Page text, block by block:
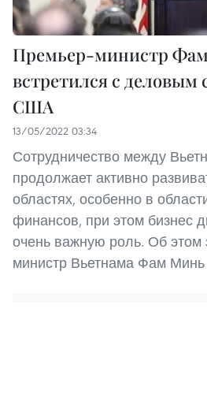
Премьер-министр
встретился с деловым
США
13/05/2022 03:34
Сотрудничество между
продолжает активно
областях, особенно в
финансов, при этом бизнес
очень важную роль. Об этом
министр Вьетнама Фам Минь